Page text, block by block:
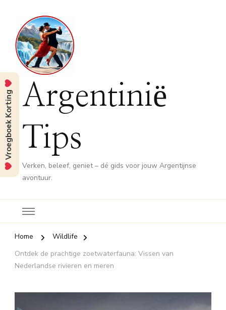
Argentinië
Tips
Verken, beleef, geniet – dé gids voor jouw Argentijnse
avontuur.
Home
Wildlife
Ontdek de prachtige zoetwaterfauna: Vissen van
Nederlandse rivieren en meren
Vroegboek Korting